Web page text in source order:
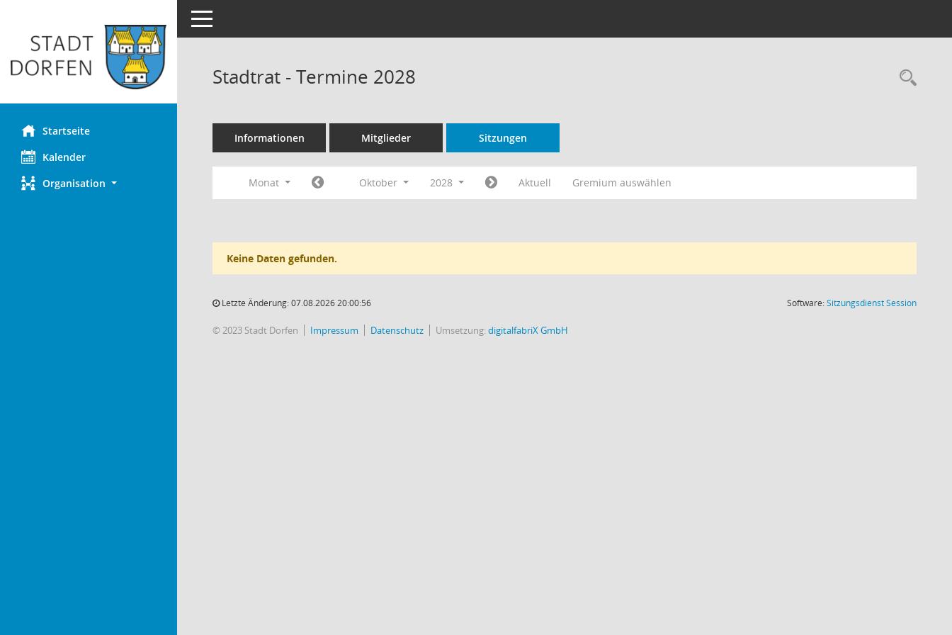
Startseite
Kalender
Organisation
Toggle navigation
Stadtrat - Termine 2028
Informationen Mitglieder Sitzungen
Monat Oktober 2028 Aktuell Gremium auswählen
Keine Daten gefunden.
Letzte Änderung: 07.08.2026 20:00:56 Software:SitzungsdienstSession(Wird in
© 2023 Stadt Dorfen Impressum Datenschutz Umsetzung:digitalfabriX GmbH